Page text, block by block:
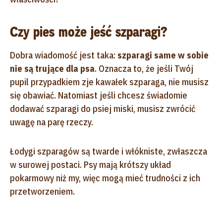
Czy pies może jeść szparagi?
Dobra wiadomość jest taka: szparagi same w sobie
nie są trujące dla psa. Oznacza to, że jeśli Twój
pupil przypadkiem zje kawałek szparaga, nie musisz
się obawiać. Natomiast jeśli chcesz świadomie
dodawać szparagi do psiej miski, musisz zwrócić
uwagę na parę rzeczy.
Łodygi szparagów są twarde i włókniste, zwłaszcza
w surowej postaci. Psy mają krótszy układ
pokarmowy niż my, więc mogą mieć trudności z ich
przetworzeniem.